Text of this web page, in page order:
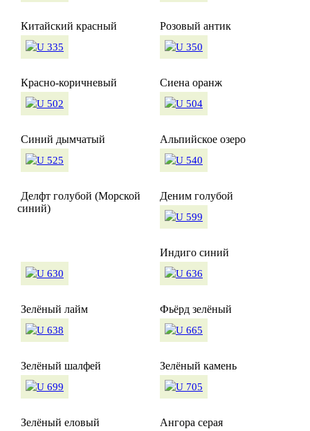
Китайский красный Розовый антик
Красно-коричневый Сиена оранж
Синий дымчатый Альпийское озеро
Делфт голубой (Морской
синий)
Деним голубой
Индиго синий
Зелёный лайм Фьёрд зелёный
Зелёный шалфей Зелёный камень
Зелёный еловый Ангора серая